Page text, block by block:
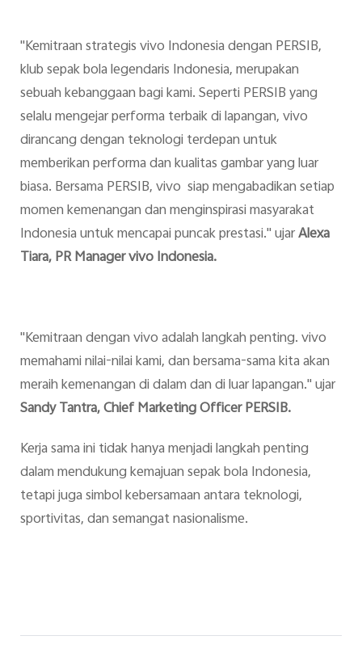
"Kemitraan strategis vivo Indonesia dengan PERSIB,
klub sepak bola legendaris Indonesia, merupakan
sebuah kebanggaan bagi kami. Seperti PERSIB yang
selalu mengejar performa terbaik di lapangan, vivo
dirancang dengan teknologi terdepan untuk
memberikan performa dan kualitas gambar yang luar
biasa. Bersama PERSIB, vivo siap mengabadikan setiap
momen kemenangan dan menginspirasi masyarakat
Indonesia untuk mencapai puncak prestasi." ujarAlexa
Tiara, PR Manager vivo Indonesia.
"Kemitraan dengan vivo adalah langkah penting. vivo
memahami nilai-nilai kami, dan bersama-sama kita akan
meraih kemenangan di dalam dan di luar lapangan." ujar
Sandy Tantra, Chief Marketing Officer PERSIB.
Kerja sama ini tidak hanya menjadi langkah penting
dalam mendukung kemajuan sepak bola Indonesia,
tetapi juga simbol kebersamaan antara teknologi,
sportivitas, dan semangat nasionalisme.